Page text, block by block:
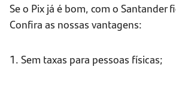
Se o Pix já é bom, com o Santander
Confira as nossas vantagens:
1. Sem taxas para pessoas físicas;